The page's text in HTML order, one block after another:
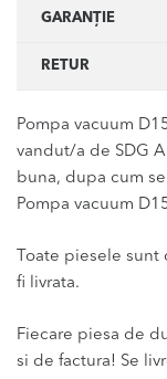
GARANȚIE
RETUR
Pompa vacuum
vandut/a de SDG
buna, dupa cum
Pompa vacuum
Toate piesele
fi livrata.
Fiecare piesa de
si de factura! Se